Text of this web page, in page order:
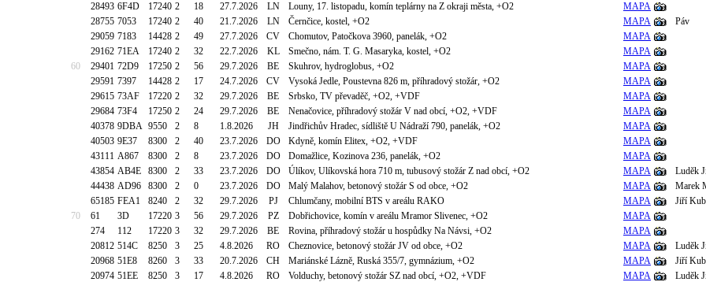
28493 6F4D 17240 2 18 27.7.2026 LN Louny, 17. listopadu, komín teplárny na Z okraji města, +O2
MAPA
28755 7053 17240 2 40 21.7.2026 LN Černčice, kostel, +O2 MAPA
Páv
29059 7183 14428 2 49 27.7.2026 CV Chomutov, Patočkova 3960, panelák, +O2
MAPA
29162 71EA 17240 2 32 22.7.2026 KL Smečno, nám. T. G. Masaryka, kostel, +O2
MAPA
60
29401 72D9 17250 2 56 29.7.2026 BE Skuhrov, hydroglobus, +O2
MAPA
29591 7397 14428 2 17 24.7.2026 CV Vysoká Jedle, Poustevna 826 m, příhradový stožár, +O2
MAPA
29615 73AF 17220 2 32 29.7.2026 BE Srbsko, TV převaděč, +O2, +VDF
MAPA
29684 73F4 17250 2 24 29.7.2026 BE Nenačovice, příhradový stožár V nad obcí, +O2, +VDF
MAPA
40378 9DBA 9550 2 8 1.8.2026 JH Jindřichův Hradec, sídliště U Nádraží 790, panelák, +O2
MAPA
40503 9E37 8300 2 40 23.7.2026 DO Kdyně, komín Elitex, +O2, +VDF
MAPA
43111 A867 8300 2 8 23.7.2026 DO Domažlice, Kozinova 236, panelák, +O2
MAPA
43854 AB4E 8300 2 33 23.7.2026 DO Úlíkov, Ulíkovská hora 710 m, tubusový stožár Z nad obcí, +O2 MAPA
Luděk
44438 AD96 8300 2 0 23.7.2026 DO Malý Malahov, betonový stožár S od obce, +O2 MAPA
Marek
65185 FEA1 8240 2 32 29.7.2026 PJ Chlumčany, mobilní BTS v areálu RAKO MAPA
Jiří
70
61 3D 17220 3 56 29.7.2026 PZ Dobřichovice, komín v areálu Mramor Slivenec, +O2
MAPA
274
112 17220 3 32 29.7.2026 BE Rovina, příhradový stožár u hospůdky Na Návsi, +O2
MAPA
20812 514C 8250 3 25 4.8.2026 RO Cheznovice, betonový stožár JV od obce, +O2 MAPA
Luděk
20968 51E8 8260 3 33 20.7.2026 CH Mariánské Lázně, Ruská 355/7, gymnázium, +O2 MAPA
Jiří
20974 51EE 8250 3 17 4.8.2026 RO Volduchy, betonový stožár SZ nad obcí, +O2, +VDF MAPA
Luděk